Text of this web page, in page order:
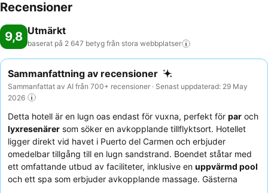
Recensioner
9,8 Utmärkt
baserat på 2 647 betyg från stora webbplatser
Sammanfattning av recensioner
Sammanfattat av AI från 700+ recensioner · Senast uppdaterad: 29 May
2026
Detta hotell är en lugn oas endast för vuxna, perfekt för par och
lyxresenärer som söker en avkopplande tillflyktsort. Hotellet
ligger direkt vid havet i Puerto del Carmen och erbjuder
omedelbar tillgång till en lugn sandstrand. Boendet ståtar med
ett omfattande utbud av faciliteter, inklusive en uppvärmd pool
och ett spa som erbjuder avkopplande massage. Gästerna